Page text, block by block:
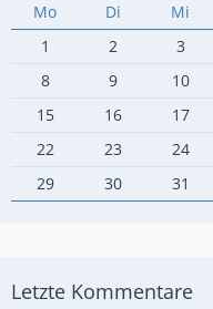
Mo Di Mi
1
2 3
8
9 10
15
16 17
22
23 24
29
30 31
Letzte Kommentare